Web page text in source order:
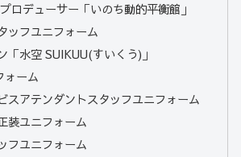
ロデューサー「いのち動的平衡館」
ッフユニフォーム
「水空 SUIKUU(すいくう)」
ォーム
スアテンダントスタッフユニフォーム
装ユニフォーム
フユニフォーム